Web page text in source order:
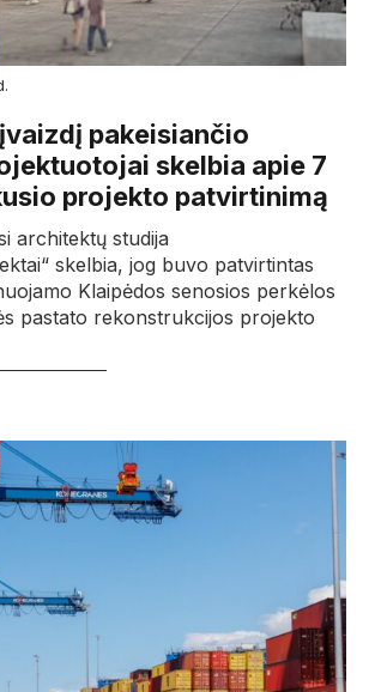
pakeisiančio
skelbia apie 7
projekto patvirtinimą
architektų studija
skelbia, jog buvo patvirtintas
Klaipėdos senosios perkėlos
pastato rekonstrukcijos projekto